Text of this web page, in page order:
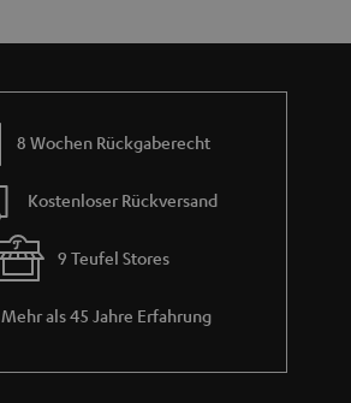
8 Wochen Rückgaberecht
Kostenloser Rückversand
9 Teufel Stores
Mehr als 45 Jahre Erfahrung